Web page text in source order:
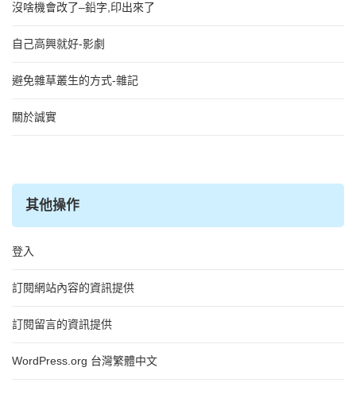
沒啥機會改了–鉛字,印出來了
自己高興就好-影劇
避免雜草叢生的方式-雜記
關於誠實
其他操作
登入
訂閱網站內容的資訊提供
訂閱留言的資訊提供
WordPress.org 台灣繁體中文